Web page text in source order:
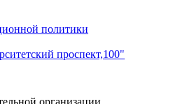
политики
проспект,100"